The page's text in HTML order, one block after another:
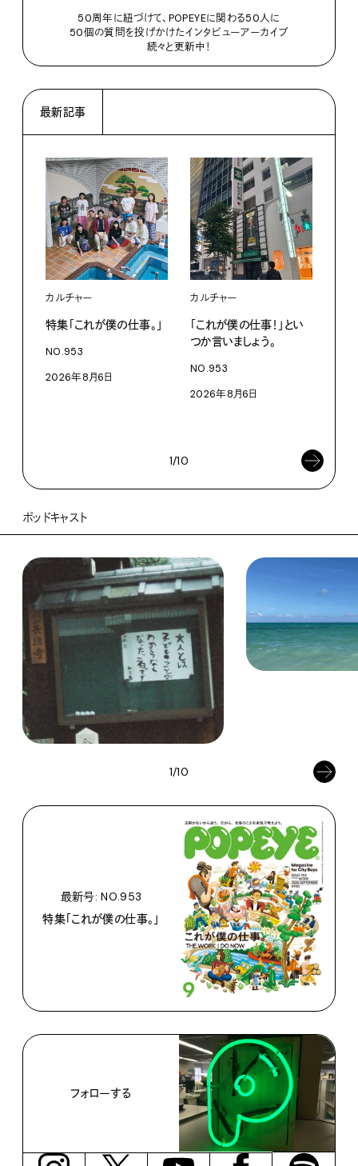
50周年に紐づけて、POPEYEに関わる50人に
50個の質問を投げかけたインタビューアーカイブ
続々と更新中！
最新記事
カルチャー
特集「これが僕の仕事。」
NO.953
2026年8月6日
カルチャー
「これが僕の仕事！」とい
つか言いましょう。
NO.953
2026年8月6日
1/10
ポッドキャスト
1/10
最新号: NO.953
特集「これが僕の仕事。」
フォローする